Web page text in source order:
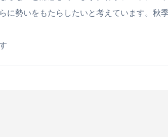
に勢いをもたらしたいと考えています。秋